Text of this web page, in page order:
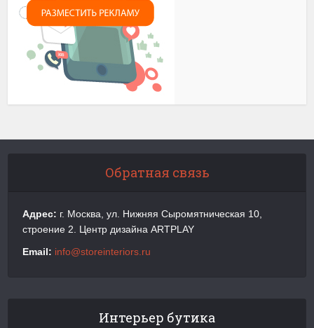
Обратная связь
Адрес: г. Москва, ул. Нижняя Сыромятническая 10,
строение 2. Центр дизайна ARTPLAY
Email: info@storeinteriors.ru
Интерьер бутика